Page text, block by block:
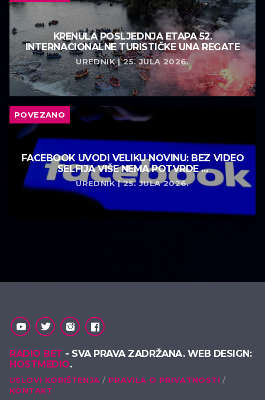
KRENULA POSLJEDNJA ETAPA 52.
INTERNACIONALNE TURISTIČKE UNA REGATE
UREDNIK | 25. JULA 2026.
POVEZANO
FACEBOOK UVODI VELIKU NOVINU: BEZ VIDEO
SELFIJA VIŠE NEMA POTVRDE ...
UREDNIK | 25. JULA 2026.
RADIO BET - SVA PRAVA ZADRŽANA. WEB DESIGN:
HOSTMEDIO.
USLOVI KORIŠTENJA
PRAVILA O PRIVATNOSTI
KONTAKT